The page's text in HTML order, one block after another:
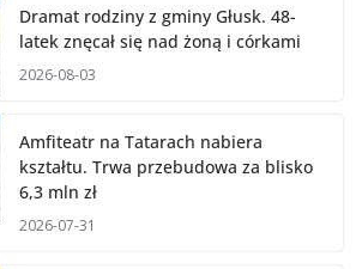
Dramat rodziny z gminy Głusk. 48-
latek znęcał się nad żoną i córkami
2026-08-03
Amfiteatr na Tatarach nabiera
kształtu. Trwa przebudowa za blisko
6,3 mln zł
2026-07-31